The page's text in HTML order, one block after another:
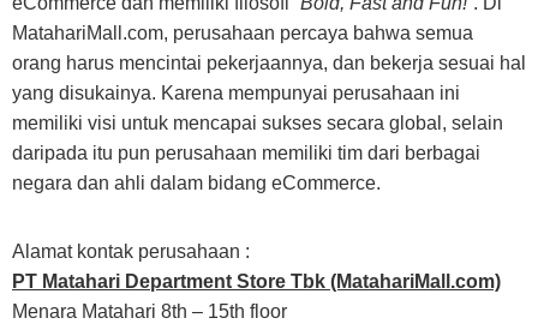
MatahariMall.com, perusahaan percaya bahwa semua
orang harus mencintai pekerjaannya, dan bekerja sesuai hal
yang disukainya. Karena mempunyai perusahaan ini
memiliki visi untuk mencapai sukses secara global, selain
daripada itu pun perusahaan memiliki tim dari berbagai
negara dan ahli dalam bidang eCommerce.
Alamat kontak perusahaan :
PT Matahari Department Store Tbk (MatahariMall.com)
Menara Matahari 8th – 15th floor